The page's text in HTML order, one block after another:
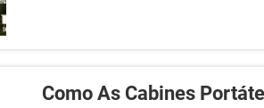
Como As Cabines